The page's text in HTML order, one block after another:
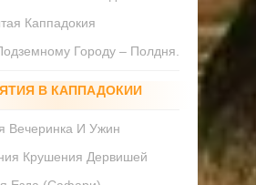
Каппадокия
Городу – Полдня.
В КАППАДОКИИ
Вечеринка И Ужин
Крушения Дервишей